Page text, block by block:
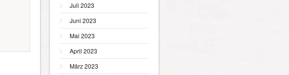
Juli 2023
Juni 2023
Mai 2023
April 2023
März 2023